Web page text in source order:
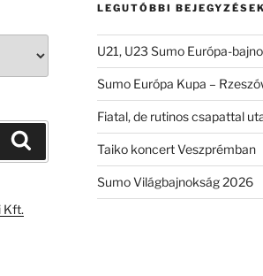
Kft.
LEGUTÓBBI BEJEGYZÉSEK
U21, U23 Sumo Európa-
Sumo Európa Kupa –
Fiatal, de rutinos csapattal
Taiko koncert Veszprémban
Sumo Világbajnokság 2026